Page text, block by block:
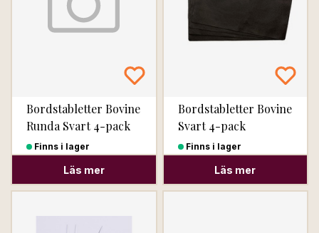
Bordstabletter Bovine
Runda Svart 4-pack
Finns i lager
Läs mer
Bordstabletter Bovine
Svart 4-pack
Finns i lager
Läs mer